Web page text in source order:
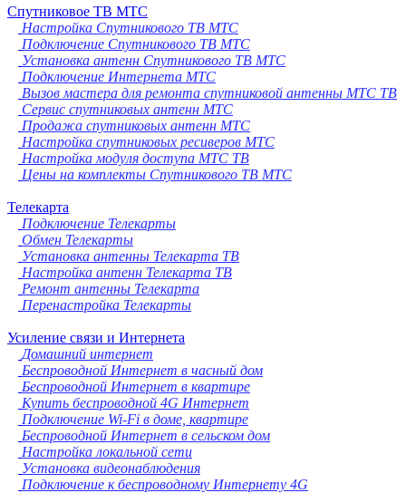
Спутниковое ТВ МТС
Настройка Спутникового ТВ МТС
Подключение Спутникового ТВ МТС
Установка антенн Спутникового ТВ МТС
Подключение Интернета МТС
Вызов мастера для ремонта спутниковой антенны МТС ТВ
Сервис спутниковых антенн МТС
Продажа спутниковых антенн МТС
Настройка спутниковых ресиверов МТС
Настройка модуля доступа МТС ТВ
Цены на комплекты Спутникового ТВ МТС
Телекарта
Подключение Телекарты
Обмен Телекарты
Установка антенны Телекарта ТВ
Настройка антенн Телекарта ТВ
Ремонт антенны Телекарта
Перенастройка Телекарты
Усиление связи и Интернета
Домашний интернет
Беспроводной Интернет в часный дом
Беспроводной Интернет в квартире
Купить беспроводной 4G Интернет
Подключение Wi-Fi в доме, квартире
Беспроводной Интернет в сельском дом
Настройка локальной сети
Установка видеонаблюдения
Подключение к беспроводному Интернету 4G